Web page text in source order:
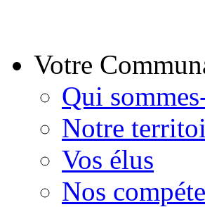
Votre
Qui
Notre
Vos élus
Nos